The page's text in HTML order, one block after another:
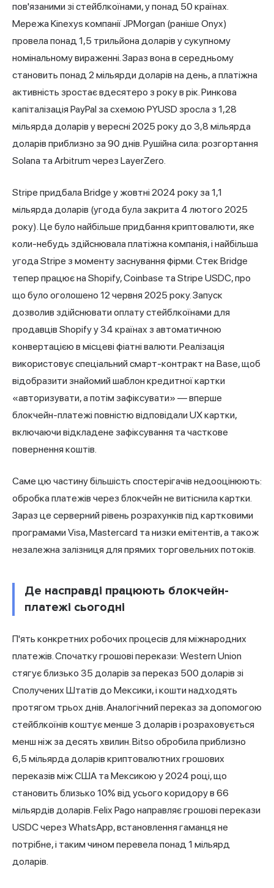
пов'язаними зі стейблкоїнами, у понад 50 країнах.
Мережа Kinexys компанії JPMorgan (раніше Onyx)
провела понад 1,5 трильйона доларів у сукупному
номінальному вираженні. Зараз вона в середньому
становить понад 2 мільярди доларів на день, а платіжна
активність зростає вдесятеро з року в рік. Ринкова
капіталізація PayPal за схемою PYUSD зросла з 1,28
мільярда доларів у вересні 2025 року до 3,8 мільярда
доларів приблизно за 90 днів. Рушійна сила: розгортання
Solana та Arbitrum через LayerZero.
Stripe придбала Bridge у жовтні 2024 року за 1,1
мільярда доларів (угода була закрита 4 лютого 2025
року). Це було найбільше придбання криптовалюти, яке
коли-небудь здійснювала платіжна компанія, і найбільша
угода Stripe з моменту заснування фірми. Стек Bridge
тепер працює на Shopify, Coinbase та Stripe USDC, про
що було оголошено 12 червня 2025 року. Запуск
дозволив здійснювати оплату стейблкоїнами для
продавців Shopify у 34 країнах з автоматичною
конвертацією в місцеві фіатні валюти. Реалізація
використовує спеціальний смарт-контракт на Base, щоб
відобразити знайомий шаблон кредитної картки
«авторизувати, а потім зафіксувати» — вперше
блокчейн-платежі повністю відповідали UX картки,
включаючи відкладене зафіксування та часткове
повернення коштів.
Саме цю частину більшість спостерігачів недооцінюють:
обробка платежів через блокчейн не витіснила картки.
Зараз це серверний рівень розрахунків під картковими
програмами Visa, Mastercard та низки емітентів, а також
незалежна залізниця для прямих торговельних потоків.
Де насправді працюють блокчейн-
платежі сьогодні
П'ять конкретних робочих процесів для міжнародних
платежів. Спочатку грошові перекази: Western Union
стягує близько 35 доларів за переказ 500 доларів зі
Сполучених Штатів до Мексики, і кошти надходять
протягом трьох днів. Аналогічний переказ за допомогою
стейблкоїнів коштує менше 3 доларів і розраховується
менш ніж за десять хвилин. Bitso обробила приблизно
6,5 мільярда доларів криптовалютних грошових
переказів між США та Мексикою у 2024 році, що
становить близько 10% від усього коридору в 66
мільярдів доларів. Felix Pago направляє грошові перекази
USDC через WhatsApp, встановлення гаманця не
потрібне, і таким чином перевела понад 1 мільярд
доларів.